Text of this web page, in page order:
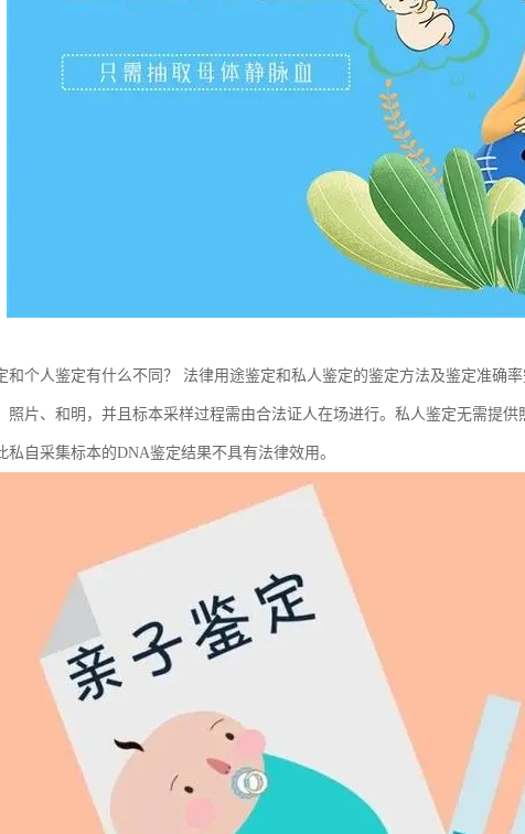
和个人鉴定有什么不同？ 法律用途鉴定和私人鉴定的鉴定方法及鉴定准确
照片、和明，并且标本采样过程需由合法证人在场进行。私人鉴定无需提
私自采集标本的DNA鉴定结果不具有法律效用。